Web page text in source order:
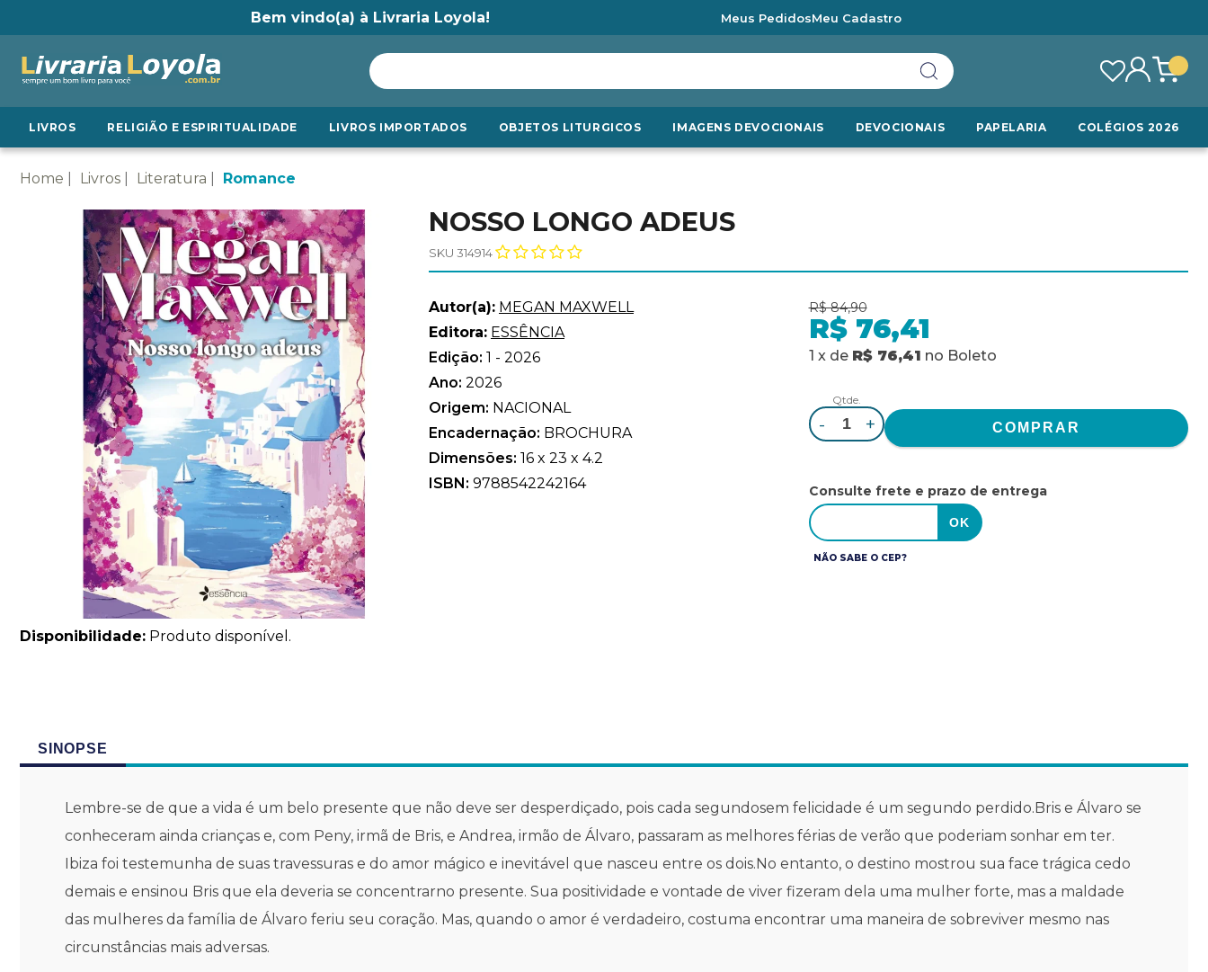
Bem vindo(a) à Livraria Loyola! Meus PedidosMeu Cadastro
LIVROS RELIGIÃO E ESPIRITUALIDADE LIVROS IMPORTADOS OBJETOS LITURGICOS IMAGENS DEVOCIONAIS DEVOCIONAIS PAPELARIA COLÉGIOS 2026
Home Livros Literatura Romance
Disponibilidade: Produto disponível.
NOSSO LONGO ADEUS
SKU 314914
Autor(a): MEGAN MAXWELL
Editora: ESSÊNCIA
Edição: 1 - 2026
Ano: 2026
Origem: NACIONAL
Encadernação: BROCHURA
Dimensões: 16 x 23 x 4.2
ISBN: 9788542242164
R$ 84,90
R$ 76,41
1 x de R$ 76,41 no Boleto
Qtde.
- +
Consulte frete e prazo de entrega
NÃO SABE O CEP?
SINOPSE
Lembre-se de que a vida é um belo presente que não deve ser desperdiçado, pois cada segundosem felicidade é um segundo perdido.Bris e Álvaro se
conheceram ainda crianças e, com Peny, irmã de Bris, e Andrea, irmão de Álvaro, passaram as melhores férias de verão que poderiam sonhar em ter.
Ibiza foi testemunha de suas travessuras e do amor mágico e inevitável que nasceu entre os dois.No entanto, o destino mostrou sua face trágica cedo
demais e ensinou Bris que ela deveria se concentrarno presente. Sua positividade e vontade de viver fizeram dela uma mulher forte, mas a maldade
das mulheres da família de Álvaro feriu seu coração. Mas, quando o amor é verdadeiro, costuma encontrar uma maneira de sobreviver mesmo nas
circunstâncias mais adversas.